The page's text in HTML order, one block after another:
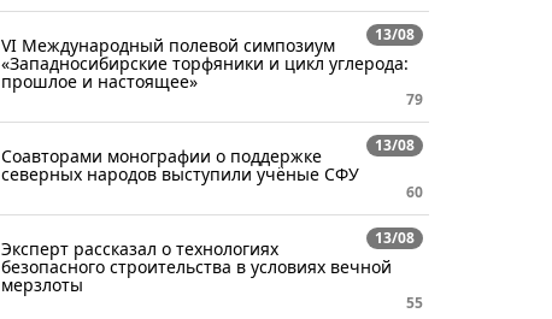
13/08
VI Международный полевой симпозиум
«Западносибирские торфяники и цикл углерода:
прошлое и настоящее»
79
13/08
Cоавторами монографии о поддержке
северных народов выступили учёные СФУ
60
13/08
Эксперт рассказал о технологиях
безопасного строительства в условиях вечной
мерзлоты
55